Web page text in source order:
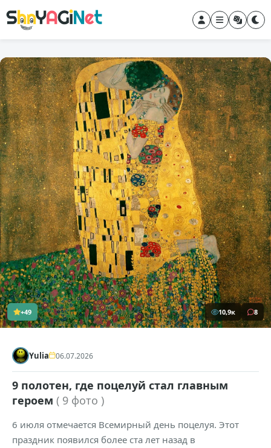
+49 10,9к 8
Yulia 06.07.2026
9 полотен, где поцелуй стал главным
героем ( 9 фото )
6 июля отмечается Всемирный день поцелуя. Этот
праздник появился более ста лет назад в